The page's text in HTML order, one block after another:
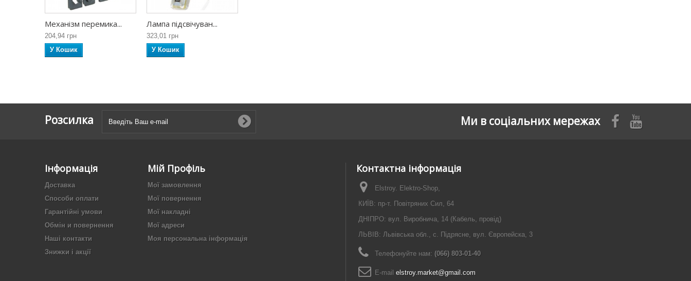
Механізм перемика...
204,94 грн
У Кошик
Лампа підсвічуван...
323,01 грн
У Кошик
Розсилка Ми в соціальних мережах
Інформація
Доставка
Способи оплати
Гарантійні умови
Обмін и повернення
Наші контакти
Знижки і акції
Мій Профіль
Мої замовлення
Мої повернення
Мої накладні
Мої адреси
Моя персональна інформація
Контактна інформація
Elstroy. Elektro-Shop,
КИЇВ: пр-т. Повітряних Сил, 64
ДНІПРО: вул. Виробнича, 14 (Кабель, провід)
ЛЬВІВ: Львівська обл., с. Підрясне, вул. Європейска, 3
Телефонуйте нам: (066) 803-01-40
E-maіl elstroy.market@gmail.com